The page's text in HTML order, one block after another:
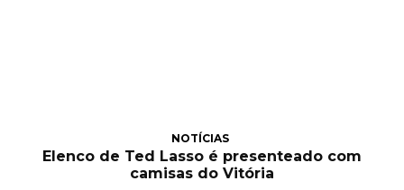
NOTÍCIAS
Elenco de Ted Lasso é presenteado com
camisas do Vitória